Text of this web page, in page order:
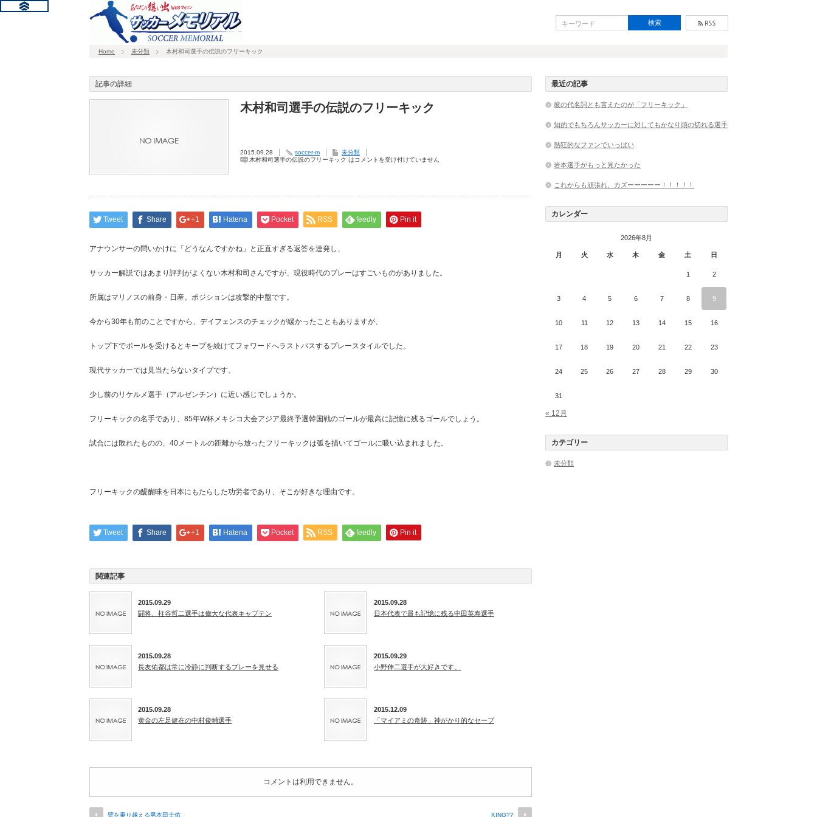
Home 未分類 木村和司選手の伝説のフリーキック
記事の詳細
木村和司選手の伝説のフリーキック
2015.09.28 soccer-m
未分類
木村和司選手の伝説のフリーキック はコメントを受け付けていません
Tweet Share +1 Hatena Pocket RSS feedly Pin it
アナウンサーの問いかけに「どうなんですかね」と正直すぎる返答を連発し、
サッカー解説ではあまり評判がよくない木村和司さんですが、現役時代のプレーはすごいものがありました。
所属はマリノスの前身・日産。ポジションは攻撃的中盤です。
今から30年も前のことですから、デイフェンスのチェックが緩かったこともありますが、
トップ下でボールを受けるとキープを続けてフォワードへラストパスするプレースタイルでした。
現代サッカーでは見当たらないタイプです。
少し前のリケルメ選手（アルゼンチン）に近い感じでしょうか。
フリーキックの名手であり、85年W杯メキシコ大会アジア最終予選韓国戦のゴールが最高に記憶に残るゴールでしょう。
試合には敗れたものの、40メートルの距離から放ったフリーキックは弧を描いてゴールに吸い込まれました。
フリーキックの醍醐味を日本にもたらした功労者であり、そこが好きな理由です。
Tweet Share +1 Hatena Pocket RSS feedly Pin it
関連記事
2015.09.29
闘将、柱谷哲二選手は偉大な代表キャプテン
2015.09.28
日本代表で最も記憶に残る中田英寿選手
2015.09.28
長友佑都は常に冷静に判断するプレーを見せる
2015.09.29
小野伸二選手が大好きです。
2015.09.28
黄金の左足健在の中村俊輔選手
2015.12.09
「マイアミの奇跡」神がかり的なセーブ
コメントは利用できません。
壁を乗り越える男本田圭佑 KING??
最近の記事
彼の代名詞とも言えたのが「フリーキック」
知的でもちろんサッカーに対してもかなり頭の切れる選手
熱狂的なファンでいっぱい
岩本選手がもっと見たかった
これからも頑張れ、カズーーーーー！！！！！
カレンダー
2026年8月
月 火 水 木 金 土 日
1 2
3 4 5 6 7 8 9
10 11 12 13 14 15 16
17 18 19 20 21 22 23
24 25 26 27 28 29 30
31
« 12月
カテゴリー
未分類